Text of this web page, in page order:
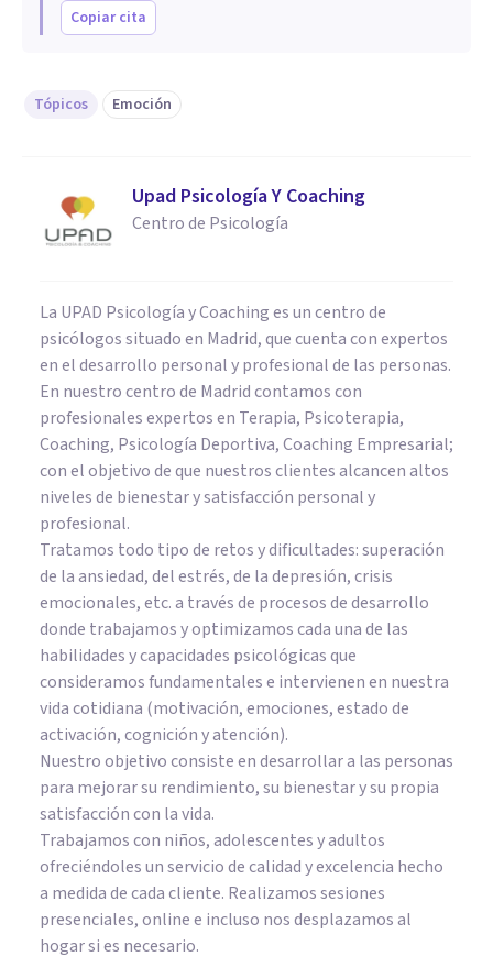
Copiar cita
Tópicos Emoción
Upad Psicología Y Coaching
Centro de Psicología
La UPAD Psicología y Coaching es un centro de
psicólogos situado en Madrid, que cuenta con expertos
en el desarrollo personal y profesional de las personas.
En nuestro centro de Madrid contamos con
profesionales expertos en Terapia, Psicoterapia,
Coaching, Psicología Deportiva, Coaching Empresarial;
con el objetivo de que nuestros clientes alcancen altos
niveles de bienestar y satisfacción personal y
profesional.
Tratamos todo tipo de retos y dificultades: superación
de la ansiedad, del estrés, de la depresión, crisis
emocionales, etc. a través de procesos de desarrollo
donde trabajamos y optimizamos cada una de las
habilidades y capacidades psicológicas que
consideramos fundamentales e intervienen en nuestra
vida cotidiana (motivación, emociones, estado de
activación, cognición y atención).
Nuestro objetivo consiste en desarrollar a las personas
para mejorar su rendimiento, su bienestar y su propia
satisfacción con la vida.
Trabajamos con niños, adolescentes y adultos
ofreciéndoles un servicio de calidad y excelencia hecho
a medida de cada cliente. Realizamos sesiones
presenciales, online e incluso nos desplazamos al
hogar si es necesario.